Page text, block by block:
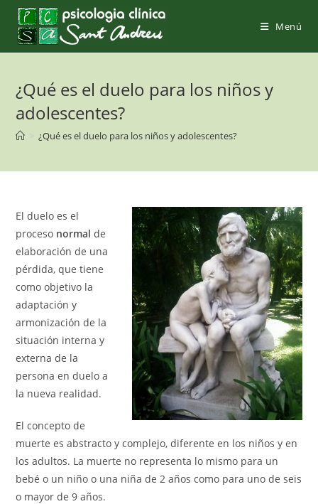
Saltar
contenido
Menú
¿Qué es el duelo para los niños y
adolescentes?
¿Qué es el duelo para los niños y adolescentes?
El duelo es el
proceso normal de
elaboración de una
pérdida, que tiene
como objetivo la
adaptación y
armonización de la
situación interna y
externa de la
persona en duelo a
la nueva realidad.
El concepto de
muerte es abstracto y complejo, diferente en los niños y en
los adultos. La muerte no representa lo mismo para un
bebé o un niño o una niña de 2 años como para uno de seis
o mayor de 9 años.